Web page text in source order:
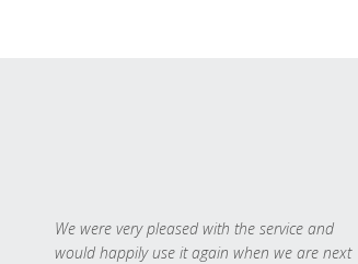
We were very pleased with the service and
would happily use it again when we are next